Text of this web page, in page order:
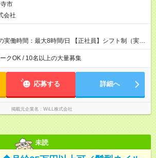
市
会社
実働時間：最大8時間/日 【正社員】シフト制（実働
60分） 夜勤／22時～翌7時（休憩60分） ◎働き方
働き方をお気軽にご相談ください。
クOK / 10名以上の大量募集
応募する 詳細へ
掲載元企業名 WiLL株式会社
未読